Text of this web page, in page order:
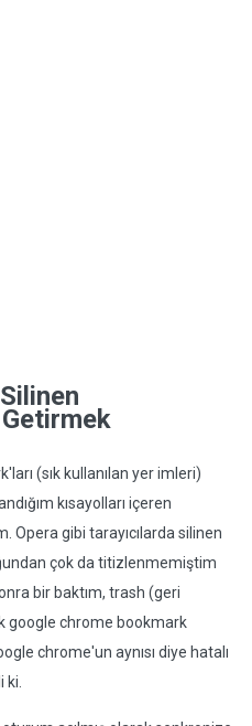
(sık kullanılan yer imleri)
kısayolları içeren
Opera gibi tarayıcılarda silinen
çok da titizlenmemiştim
bir baktım, trash (geri
google chrome bookmark
chrome'un aynısı diye hatalı